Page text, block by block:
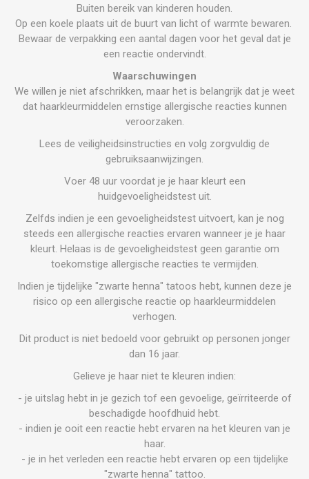
Buiten bereik van kinderen houden.
Op een koele plaats uit de buurt van licht of warmte bewaren.
Bewaar de verpakking een aantal dagen voor het geval dat je
een reactie ondervindt.
Waarschuwingen
We willen je niet afschrikken, maar het is belangrijk dat je weet
dat haarkleurmiddelen ernstige allergische reacties kunnen
veroorzaken.
Lees de veiligheidsinstructies en volg zorgvuldig de
gebruiksaanwijzingen.
Voer 48 uur voordat je je haar kleurt een
huidgevoeligheidstest uit.
Zelfds indien je een gevoeligheidstest uitvoert, kan je nog
steeds een allergische reacties ervaren wanneer je je haar
kleurt. Helaas is de gevoeligheidstest geen garantie om
toekomstige allergische reacties te vermijden.
Indien je tijdelijke "zwarte henna" tatoos hebt, kunnen deze je
risico op een allergische reactie op haarkleurmiddelen
verhogen.
Dit product is niet bedoeld voor gebruikt op personen jonger
dan 16 jaar.
Gelieve je haar niet te kleuren indien:
- je uitslag hebt in je gezich tof een gevoelige, geïrriteerde of
beschadigde hoofdhuid hebt.
- indien je ooit een reactie hebt ervaren na het kleuren van je
haar.
- je in het verleden een reactie hebt ervaren op een tijdelijke
"zwarte henna" tattoo.